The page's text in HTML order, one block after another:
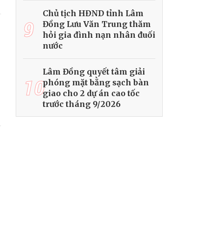
9
Chủ tịch HĐND tỉnh Lâm
Đồng Lưu Văn Trung thăm
hỏi gia đình nạn nhân đuối
nước
10
Lâm Đồng quyết tâm giải
phóng mặt bằng sạch bàn
giao cho 2 dự án cao tốc
trước tháng 9/2026